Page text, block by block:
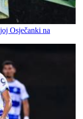
Osječanki na